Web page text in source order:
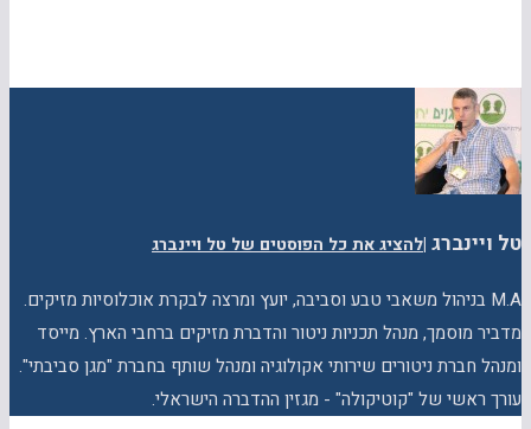
טל ויינברג |להציג את כל הפוסטים של טל ויינברג
M.A בניהול משאבי טבע וסביבה, יועץ ומרצה לבקרת אוכלוסיות מזיקים.
מדביר מוסמך, מנהל תכניות ניטור והדברת מזיקים ברחבי הארץ. מייסד
ומנהל חברת ניטורים שירותי אקולוגיה ומנהל שותף בחברת "מגן סביבתי".
עורך ראשי של "קוטיקולה" - מגזין ההדברה הישראלי.